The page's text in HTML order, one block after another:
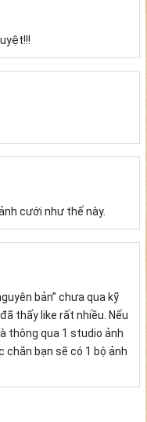
cưới như thế này.
bản” chưa qua kỹ
thấy like rất nhiều. Nếu
thông qua 1 studio ảnh
chắn bạn sẽ có 1 bộ ảnh